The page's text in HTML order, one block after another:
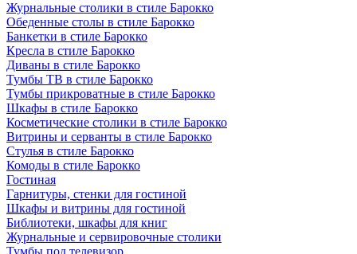
Журнальные столики в стиле Барокко
Обеденные столы в стиле Барокко
Банкетки в стиле Барокко
Кресла в стиле Барокко
Диваны в стиле Барокко
Тумбы ТВ в стиле Барокко
Тумбы прикроватные в стиле Барокко
Шкафы в стиле Барокко
Косметические столики в стиле Барокко
Витрины и серванты в стиле Барокко
Стулья в стиле Барокко
Комоды в стиле Барокко
Гостиная
Гарнитуры, стенки для гостиной
Шкафы и витрины для гостиной
Библиотеки, шкафы для книг
Журнальные и сервировочные столики
Тумбы под телевизор